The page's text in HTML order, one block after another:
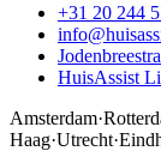
+31 20 244
HuisAssist
Amsterdam·
Haag·Utrecht·